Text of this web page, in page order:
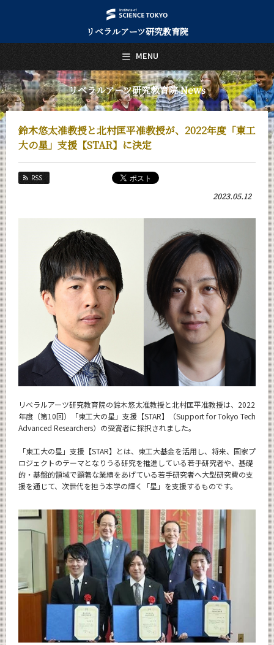
リベラルアーツ研究教育院
リベラルアーツ研究教育院 News
鈴木悠太准教授と北村匡平准教授が、2022年度「東工
大の星」支援【STAR】に決定
RSS
2023.05.12
リベラルアーツ研究教育院の鈴木悠太准教授と北村匡平准教授は、2022
年度（第10回）「東工大の星」支援【STAR】（Support for Tokyo Tech
Advanced Researchers）の受賞者に採択されました。
「東工大の星」支援【STAR】とは、東工大基金を活用し、将来、国家プ
ロジェクトのテーマとなりうる研究を推進している若手研究者や、基礎
的・基盤的領域で顕著な業績をあげている若手研究者へ大型研究費の支
援を通じて、次世代を担う本学の輝く「星」を支援するものです。
MENU
日本語 English
トップページ
Top Page
リベラルアーツ研究教育院について
About Us
教育
Education
研究
Research
教員紹介
faculty
リベラルアーツ研究教育院 News
News
News 一覧
カテゴリ別
月別
イベントカレンダー
Event Calendar
CLOSE